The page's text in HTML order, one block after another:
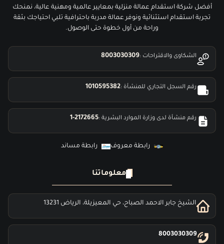
أفضل شركة استقدام عمالة منزلية بمعايير عالمية ومهنية عالية، نمنحك
تجربة استقدام استثنائية ونوفر عمالة مدربة باحترافية تلبي احتياجك بثقة
وراحة من أول خطوة حتى الوصول.
الشكاوى والاقتراحات :8003030309
رقم السجل التجاري للمنشأة :1010595382
رقم منشأة لدى وزارة الموارد البشرية :1-2172665
رابطة معروف رابطة مساند
معلوماتنا
الشيخ جابر الاحمد الصباح، حي المعيزيلة، الرياض 13231
8003030309